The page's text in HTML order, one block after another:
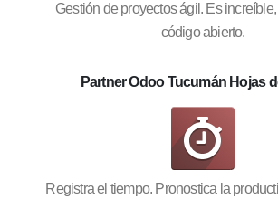
Gestión de proyectos ágil. Es
código abierto.
Partner Odoo Tucumán Hojas
Registra el tiempo. Pronostica la